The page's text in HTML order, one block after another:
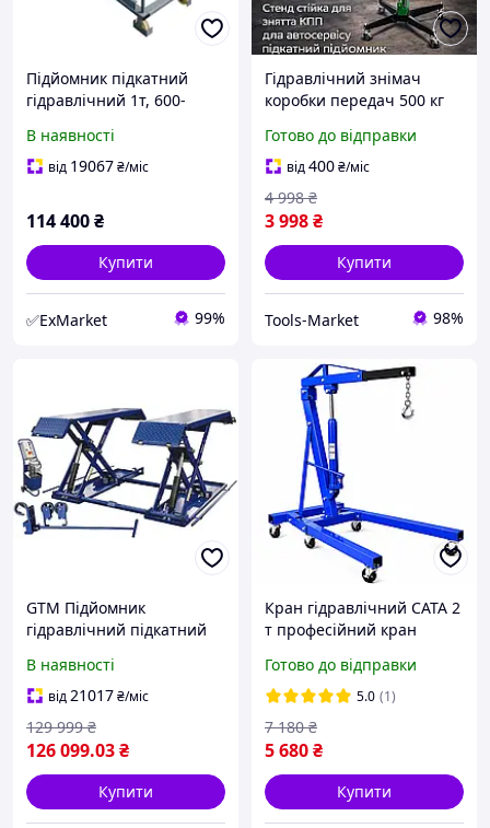
Підйомник підкатний
гідравлічний 1т, 600-
батарей електромобілів
LAUNCH TLT610
В наявності
від 19067₴/міс
114 400₴
Купити
✅ExMarket 99%
Гідравлічний знімач
коробки передач 500 кг
стійка для зняття КПП для
автосервісу підкатний
підйомник
Готово до відправки
від400₴/міс
3 998₴
4 998 ₴
Купити
Tools-Market 98%
GTM Підйомник
гідравлічний підкатний
В наявності
від21017₴/міс
126 099.03₴
129 999 ₴
Купити
Кран гідравлічний CATA 2
т професійний кран
для сто гідравлічний
підіймач двигуна 2 т
Готово до відправки
5.0 (1)
5 680₴
7 180 ₴
Купити